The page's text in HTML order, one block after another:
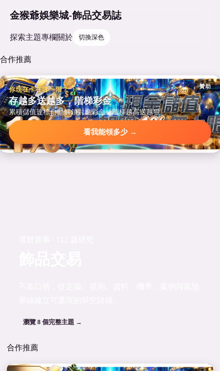
金猴爺娛樂城-飾品交易誌
探索主題專欄關於 切換深色
合作推薦
贊助
你現在卡在哪一階？
存越多送越多，階梯彩金
累積儲值達標自動解鎖對應彩金，階梯越高送越狠。
看我能領多少 →
瀏覽 8 個完整主題 →
合作推薦